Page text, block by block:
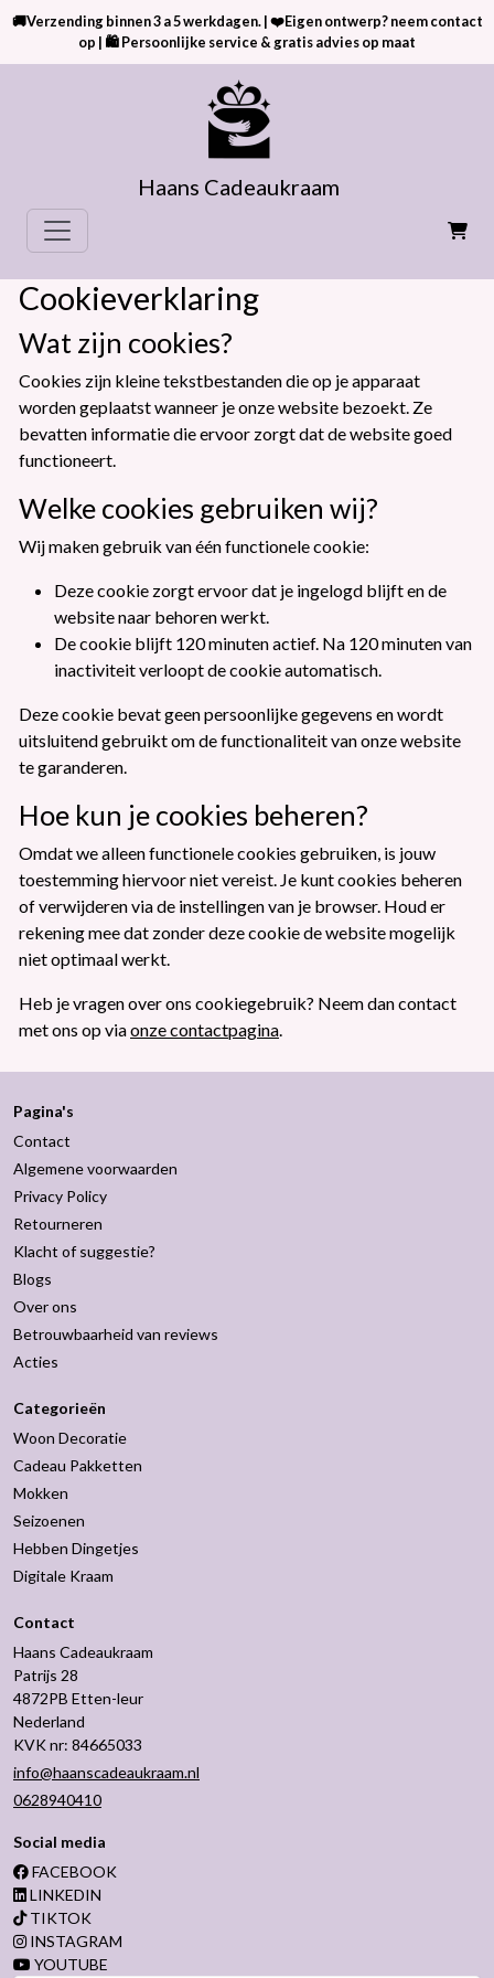
🚚Verzending binnen 3 a 5 werkdagen. | ❤️Eigen ontwerp? neem contact
op | 🛍 Persoonlijke service & gratis advies op maat
Haans Cadeaukraam
Cookieverklaring
Wat zijn cookies?
Cookies zijn kleine tekstbestanden die op je apparaat
worden geplaatst wanneer je onze website bezoekt. Ze
bevatten informatie die ervoor zorgt dat de website goed
functioneert.
Welke cookies gebruiken wij?
Wij maken gebruik van één functionele cookie:
Deze cookie zorgt ervoor dat je ingelogd blijft en de
website naar behoren werkt.
De cookie blijft 120 minuten actief. Na 120 minuten van
inactiviteit verloopt de cookie automatisch.
Deze cookie bevat geen persoonlijke gegevens en wordt
uitsluitend gebruikt om de functionaliteit van onze website
te garanderen.
Hoe kun je cookies beheren?
Omdat we alleen functionele cookies gebruiken, is jouw
toestemming hiervoor niet vereist. Je kunt cookies beheren
of verwijderen via de instellingen van je browser. Houd er
rekening mee dat zonder deze cookie de website mogelijk
niet optimaal werkt.
Heb je vragen over ons cookiegebruik? Neem dan contact
met ons op viaonze contactpagina.
Pagina's
Contact
Algemene voorwaarden
Privacy Policy
Retourneren
Klacht of suggestie?
Blogs
Over ons
Betrouwbaarheid van reviews
Acties
Categorieën
Woon Decoratie
Cadeau Pakketten
Mokken
Seizoenen
Hebben Dingetjes
Digitale Kraam
Contact
Haans Cadeaukraam
Patrijs 28
4872PB Etten-leur
Nederland
KVK nr: 84665033
info@haanscadeaukraam.nl
0628940410
Social media
FACEBOOK
LINKEDIN
TIKTOK
INSTAGRAM
YOUTUBE